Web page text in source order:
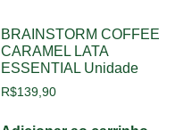
BRAINSTORM COFFEE
CARAMEL LATA
ESSENTIAL Unidade
R$139,90